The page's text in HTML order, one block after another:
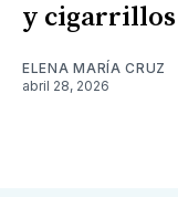
y cigarrillos
ELENA MARÍA CRUZ
abril 28, 2026